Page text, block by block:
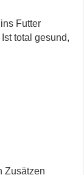
Futter
total gesund,
Zusätzen